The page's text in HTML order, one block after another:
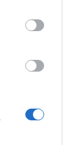
below Google
Πότε
και μη
με
έως
εθνική